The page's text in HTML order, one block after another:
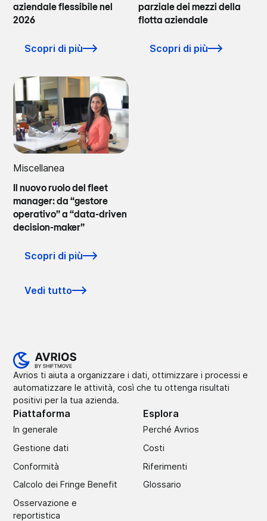
aziendale flessibile nel
2026
Scopri di più
parziale dei mezzi della
flotta aziendale
Scopri di più
Miscellanea
Il nuovo ruolo del fleet
manager: da “gestore
operativo” a “data-driven
decision-maker”
Scopri di più
Vedi tutto
Avrios ti aiuta a organizzare i dati, ottimizzare i processi e
automatizzare le attività, così che tu ottenga risultati
positivi per la tua azienda.
Piattaforma
In generale
Gestione dati
Conformità
Calcolo dei Fringe Benefit
Osservazione e
reportistica
Esplora
Perché Avrios
Costi
Riferimenti
Glossario